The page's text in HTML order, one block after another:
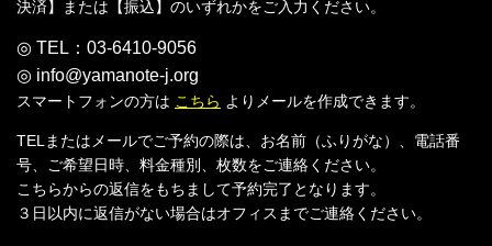
決済】または【振込】のいずれかをご入力ください。
◎ TEL：03-6410-9056
◎ info@yamanote-j.org
スマートフォンの方は こちら よりメールを作成できます。
TELまたはメールでご予約の際は、お名前（ふりがな）、電話番
号、ご希望日時、料金種別、枚数をご連絡ください。
こちらからの返信をもちまして予約完了となります。
３日以内に返信がない場合はオフィスまでご連絡ください。